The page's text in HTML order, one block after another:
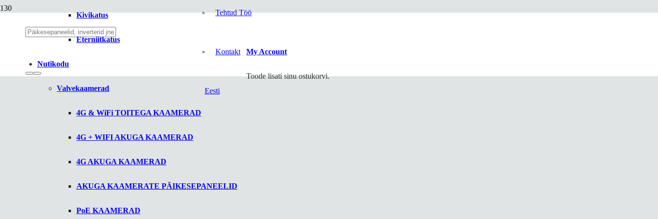
Tehtud Töö
Kontakt
Eesti
Kivikatus
Eterniitkatus
Nutikodu
Valvekaamerad
4G & WiFi TOITEGA KAAMERAD
4G + WIFI AKUGA KAAMERAD
4G AKUGA KAAMERAD
AKUGA KAAMERATE PÄIKESEPANEELID
PoE KAAMERAD
My Account
Toodelisati sinu ostukorvi.